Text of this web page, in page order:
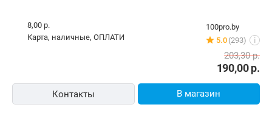
100pro.by
5.0 (293) i
8,00 р.
карта, наличные, ОПЛАТИ
190,00р.
203,30р.
Контакты В магазин